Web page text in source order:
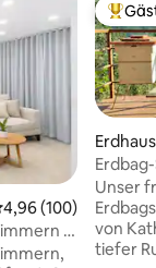
4,96 (100)
·
der
Unser
von
tiefer